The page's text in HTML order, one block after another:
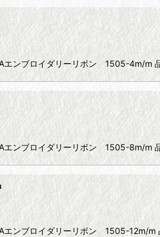
エンブロイダリーリボン 1505-
エンブロイダリーリボン 1505-
エンブロイダリーリボン 1505-